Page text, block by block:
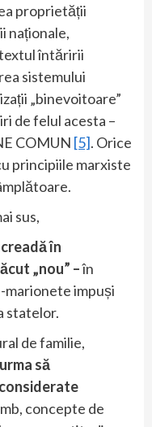
proprietății
naționale,
întăririi
sistemului
„binevoitoare”
de felul acesta –
COMUN [5]. Orice
principiile marxiste
sus,
în
„nou” –în
marionete impuși
statelor.
de familie,
să
concepte de